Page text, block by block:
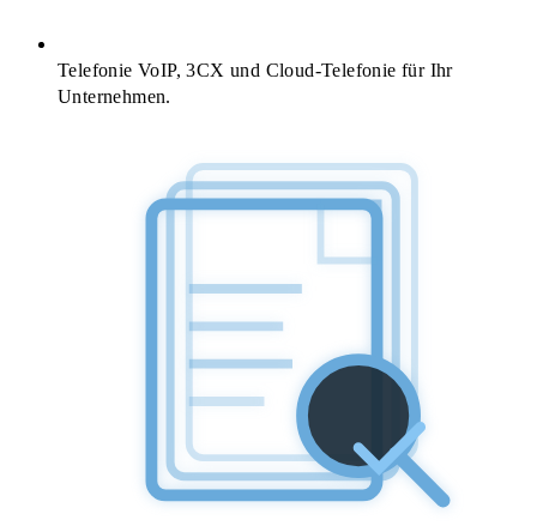
TelefonieVoIP, 3CX und Cloud-Telefonie für Ihr
Unternehmen.